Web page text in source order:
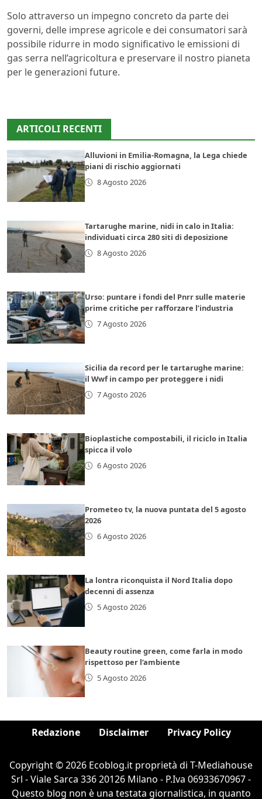
Solo attraverso un impegno concreto da parte dei
governi, delle imprese agricole e dei consumatori sarà
possibile ridurre in modo significativo le emissioni di
gas serra nell’agricoltura e preservare il nostro pianeta
per le generazioni future.
ARTICOLI RECENTI
Alluvioni in Emilia-Romagna, la Lega chiede
piani di rischio aggiornati
8 Agosto 2026
Tartarughe marine, nidi in calo in Italia:
individuati circa 280 siti di deposizione
8 Agosto 2026
Urso: puntare i fondi del Pnrr sulle materie
prime critiche per rafforzare l’industria
7 Agosto 2026
Sicilia da record per le tartarughe marine:
il Wwf in campo per proteggere i nidi
7 Agosto 2026
Bioplastiche compostabili, il riciclo in Italia
spicca il volo
6 Agosto 2026
Prometeo tv, la nuova puntata del 5 agosto
2026
6 Agosto 2026
La lontra riconquista il Nord Italia dopo
decenni di assenza
5 Agosto 2026
Beauty routine green, come farla in modo
rispettoso per l’ambiente
5 Agosto 2026
Redazione Disclaimer Privacy Policy
Copyright © 2026 Ecoblog.it proprietà di T-Mediahouse
Srl - Viale Sarca 336 20126 Milano - P.Iva 06933670967 -
Questo blog non è una testata giornalistica, in quanto